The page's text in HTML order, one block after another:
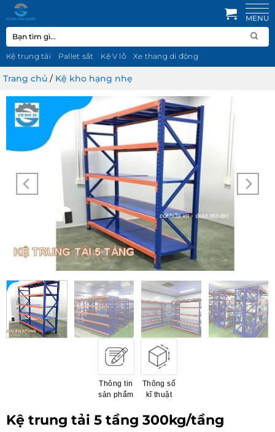
qua
nội
dung
Tìm
kiếm:
Kệ trung tải Pallet sắt Kệ V lỗ Xe thang di động
Trang chủ / Kệ kho hạng nhẹ
Thông tin
sản phẩm
Thông số
kĩ thuật
Kệ trung tải 5 tầng 300kg/tầng